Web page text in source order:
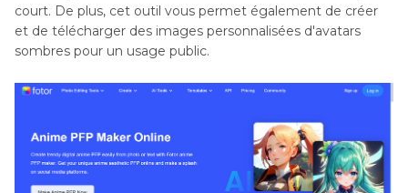
court. De plus, cet outil vous permet également de créer
et de télécharger des images personnalisées d'avatars
sombres pour un usage public.